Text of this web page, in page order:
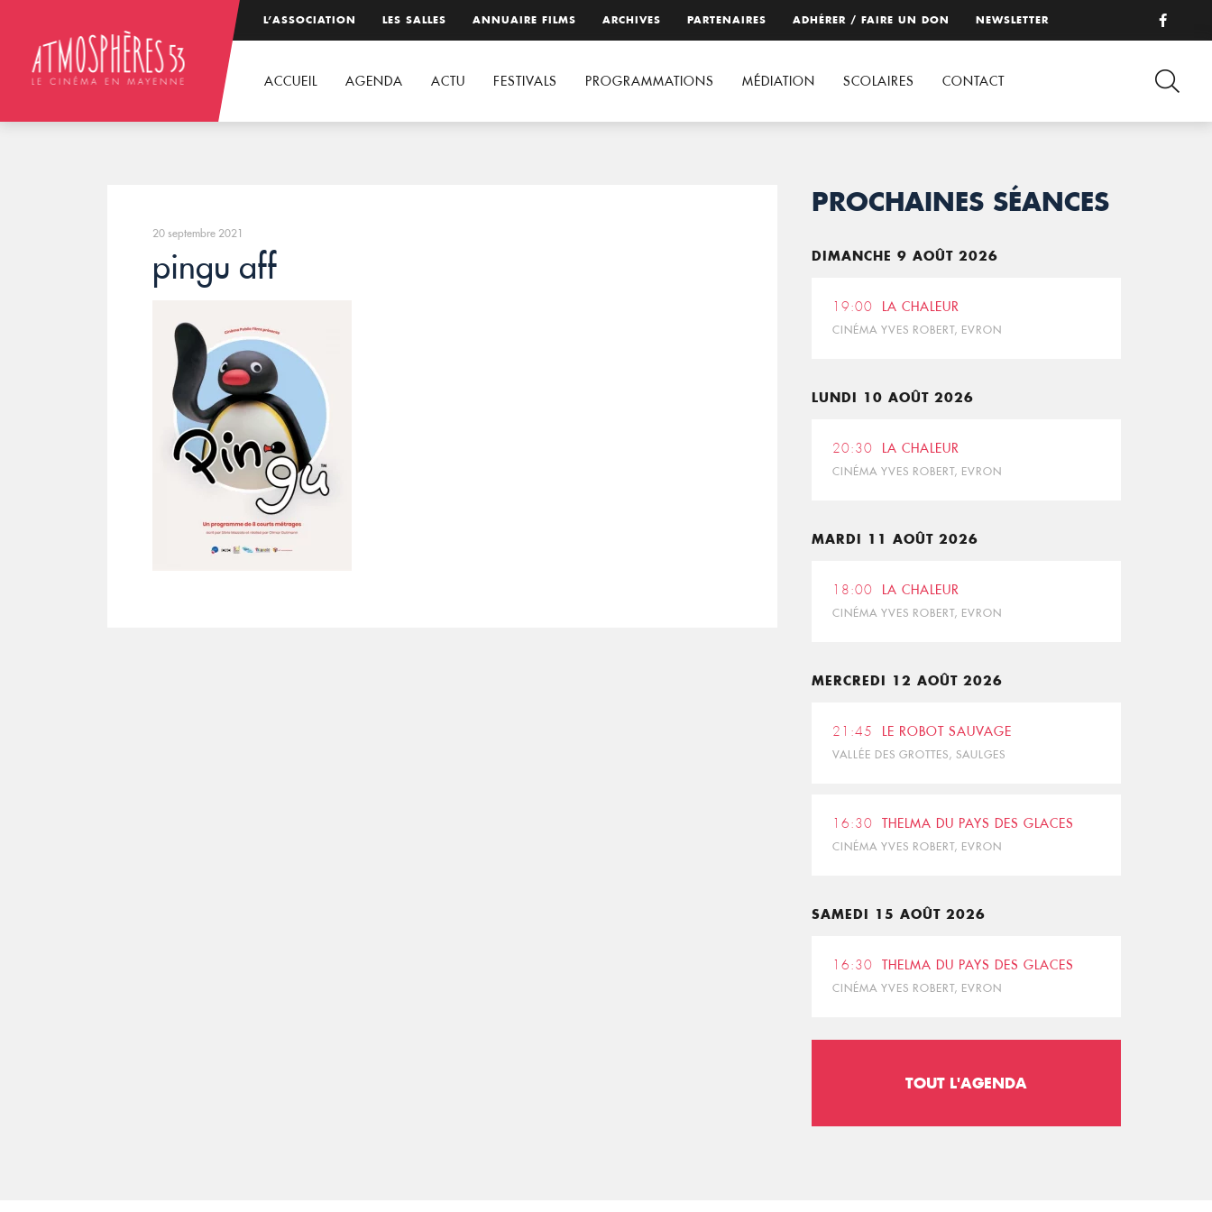
L’ASSOCIATION LES SALLES ANNUAIRE FILMS ARCHIVES PARTENAIRES ADHÉRER / FAIRE UN DON NEWSLETTER
ACCUEIL AGENDA ACTU FESTIVALS PROGRAMMATIONS MÉDIATION SCOLAIRES CONTACT
20 septembre 2021
pingu aff
PROCHAINES SÉANCES
DIMANCHE 9 AOÛT 2026
19:00 LA CHALEUR
CINÉMA YVES ROBERT, EVRON
LUNDI 10 AOÛT 2026
20:30 LA CHALEUR
CINÉMA YVES ROBERT, EVRON
MARDI 11 AOÛT 2026
18:00 LA CHALEUR
CINÉMA YVES ROBERT, EVRON
MERCREDI 12 AOÛT 2026
21:45 LE ROBOT SAUVAGE
VALLÉE DES GROTTES, SAULGES
16:30 THELMA DU PAYS DES GLACES
CINÉMA YVES ROBERT, EVRON
SAMEDI 15 AOÛT 2026
16:30 THELMA DU PAYS DES GLACES
CINÉMA YVES ROBERT, EVRON
TOUT L'AGENDA